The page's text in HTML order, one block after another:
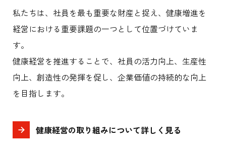
私たちは、社員を最も重要な財産と捉え、健康増進を
経営における重要課題の一つとして位置づけていま
す。
健康経営を推進することで、社員の活力向上、生産性
向上、創造性の発揮を促し、企業価値の持続的な向上
を目指します。
健康経営の取り組みについて詳しく見る